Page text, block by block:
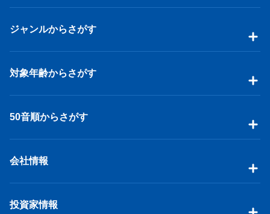
ジャンルからさがす
対象年齢からさがす
50音順からさがす
会社情報
投資家情報